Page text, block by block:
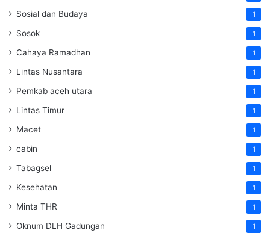
Sosial dan Budaya 1
Sosok 1
Cahaya Ramadhan 1
Lintas Nusantara 1
Pemkab aceh utara 1
Lintas Timur 1
Macet 1
cabin 1
Tabagsel 1
Kesehatan 1
Minta THR 1
Oknum DLH Gadungan 1